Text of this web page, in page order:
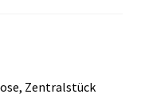
Zentralstück